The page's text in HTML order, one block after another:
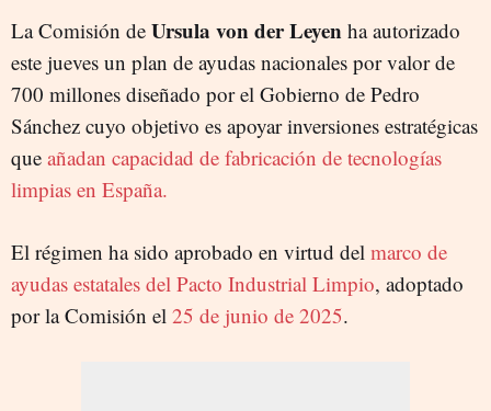
La Comisión de Ursula von der Leyen ha autorizado
este jueves un plan de ayudas nacionales por valor de
700 millones diseñado por el Gobierno de Pedro
Sánchez cuyo objetivo es apoyar inversiones estratégicas
que añadan capacidad de fabricación de tecnologías
limpias en España.
El régimen ha sido aprobado en virtud del marco de
ayudas estatales del Pacto Industrial Limpio, adoptado
por la Comisión el 25 de junio de 2025.